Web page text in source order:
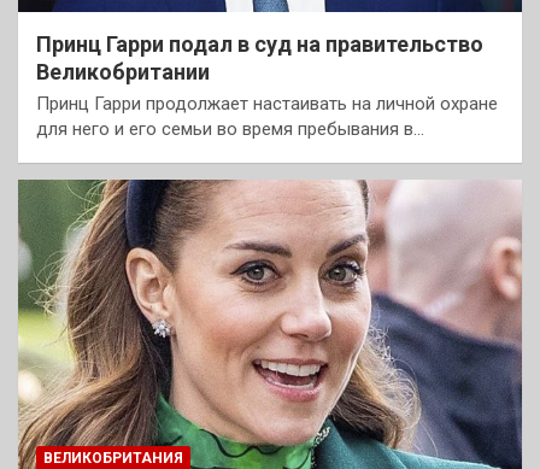
Принц Гарри подал в суд на правительство
Великобритании
Принц Гарри продолжает настаивать на личной охране
для него и его семьи во время пребывания в…
ВЕЛИКОБРИТАНИЯ